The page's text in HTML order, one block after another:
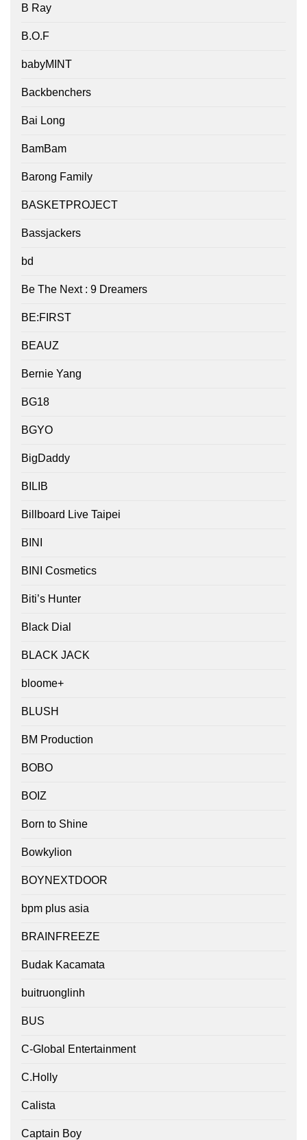
B Ray
B.O.F
babyMINT
Backbenchers
Bai Long
BamBam
Barong Family
BASKETPROJECT
Bassjackers
bd
Be The Next : 9 Dreamers
BE:FIRST
BEAUZ
Bernie Yang
BG18
BGYO
BigDaddy
BILIB
Billboard Live Taipei
BINI
BINI Cosmetics
Biti’s Hunter
Black Dial
BLACK JACK
bloome+
BLUSH
BM Production
BOBO
BOIZ
Born to Shine
Bowkylion
BOYNEXTDOOR
bpm plus asia
BRAINFREEZE
Budak Kacamata
buitruonglinh
BUS
C-Global Entertainment
C.Holly
Calista
Captain Boy